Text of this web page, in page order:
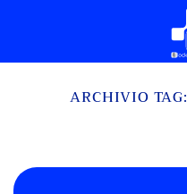
ARCHIVIO TAG: